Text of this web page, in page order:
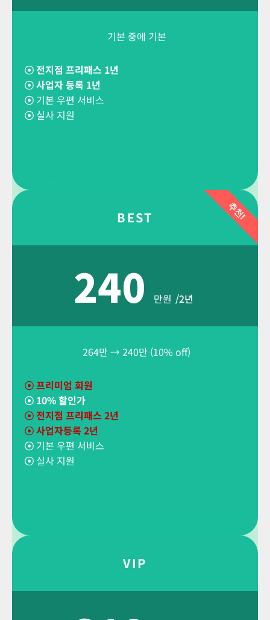
기본 중에 기본
☉전지점 프리패스 1년
☉ 사업자 등록 1년
☉ 기본 우편 서비스
☉ 실사 지원
추천!
BEST
240만원 /2년
264만 → 240만 (10% off)
☉프리미엄 회원
☉ 10% 할인가
☉ 전지점 프리패스 2년
☉ 사업자등록 2년
☉ 기본 우편 서비스
☉ 실사 지원
VIP